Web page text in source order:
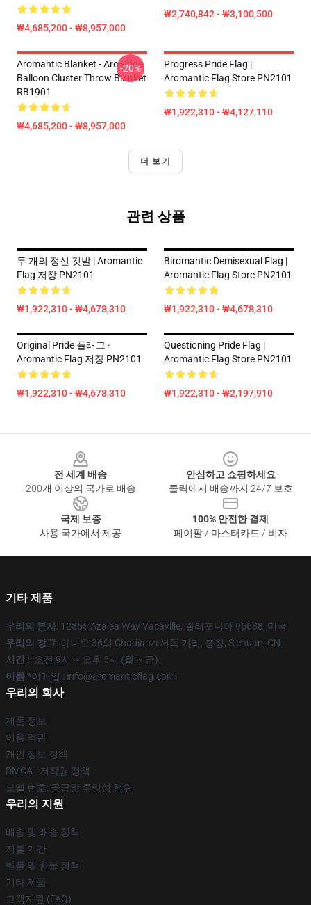
₩4,685,200 - ₩8,957,000
₩2,740,842 - ₩3,100,500
Aromantic Blanket - Aro Pride
Balloon Cluster Throw Blanket
RB1901
₩4,685,200 - ₩8,957,000
-20%
Progress Pride Flag |
Aromantic Flag Store PN2101
₩1,922,310 - ₩4,127,110
더 보기
관련 상품
두 개의 정신 깃발 | Aromantic
Flag 저장 PN2101
₩1,922,310 - ₩4,678,310
Biromantic Demisexual Flag |
Aromantic Flag Store PN2101
₩1,922,310 - ₩4,678,310
Original Pride 플래그 ·
Aromantic Flag 저장 PN2101
₩1,922,310 - ₩4,678,310
Questioning Pride Flag |
Aromantic Flag Store PN2101
₩1,922,310 - ₩2,197,910
전 세계 배송
200개 이상의 국가로 배송
안심하고 쇼핑하세요
클릭에서 배송까지 24/7 보호
국제 보증
사용 국가에서 제공
100% 안전한 결제
페이팔 / 마스터카드 / 비자
기타 제품
우리의 본사: 12355 Azalea Way Vacaville, 캘리포니아 95688, 미국
우리의 창고: 아니오 36의 Chadianzi 서쪽 거리, 충칭, Sichuan, CN
시간 :: 오전 9시 ~ 오후 5시 (월 ~ 금)
이름 *이메일 : info@aromanticflag.com
우리의 회사
제품 정보
이용 약관
개인 정보 정책
DMCA - 저작권 정책
모델 번호: 공급망 투명성 행위
우리의 지원
배송 및 배송 정책
지불 기간
반품 및 환불 정책
기타 제품
고객지원 (FAQ)